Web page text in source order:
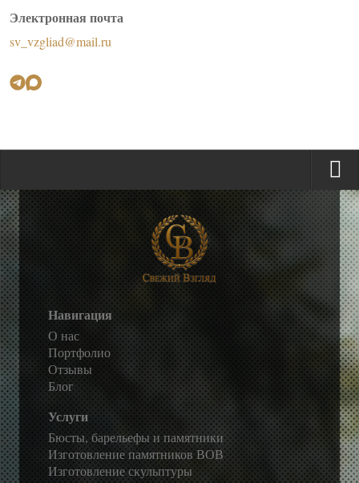
Электронная почта
sv_vzgliad@mail.ru
Навигация
О нас
Портфолио
Отзывы
Блог
Услуги
Бюсты, барельефы и памятники
Изготовление памятников ВОВ
Изготовление скульптуры